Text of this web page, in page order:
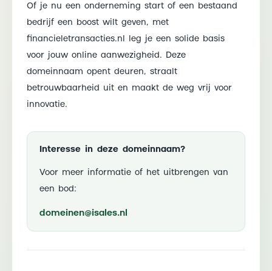
Of je nu een onderneming start of een bestaand
bedrijf een boost wilt geven, met
financieletransacties.nl leg je een solide basis
voor jouw online aanwezigheid. Deze
domeinnaam opent deuren, straalt
betrouwbaarheid uit en maakt de weg vrij voor
innovatie.
Interesse in deze domeinnaam?
Voor meer informatie of het uitbrengen van
een bod:
domeinen@isales.nl